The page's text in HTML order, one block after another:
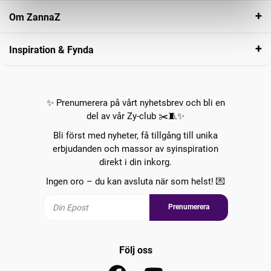
Om ZannaZ
Inspiration & Fynda
✨ Prenumerera på vårt nyhetsbrev och bli en
del av vår Zy-club ✂️🧵✨
Bli först med nyheter, få tillgång till unika
erbjudanden och massor av syinspiration
direkt i din inkorg.
Ingen oro – du kan avsluta när som helst! 💌
Prenumerera
Följ oss